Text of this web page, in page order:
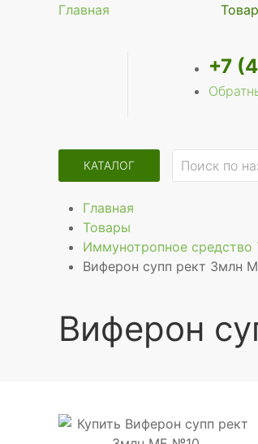
Главная
+7
КАТАЛОГ
Главная
Товары
Иммунотропное средство
Виферон супп рект 3млн
Виферон